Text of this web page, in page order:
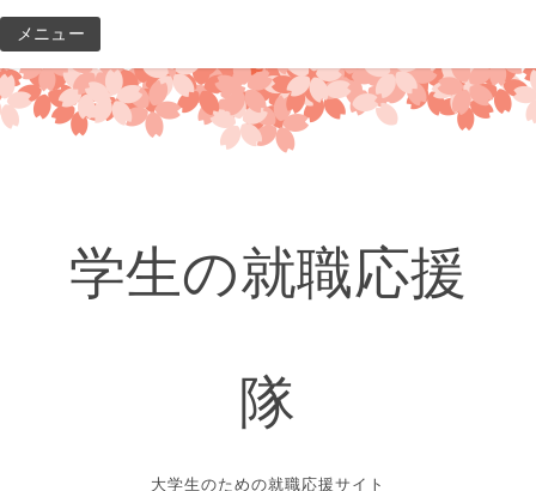
コ
ン
テ
ン
メニュー
学生の就職応援
隊
大学生のための就職応援サイト